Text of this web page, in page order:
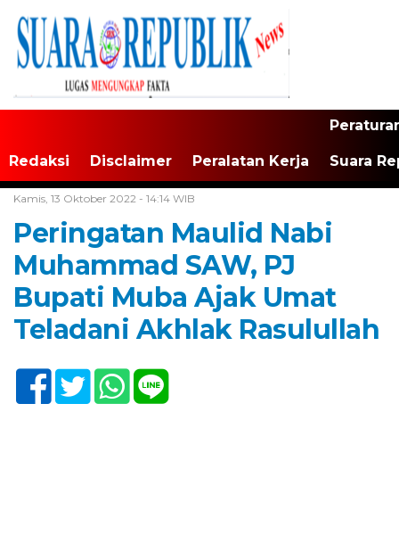
Redaksi Disclaimer Peralatan Kerja Suara
Kamis, 13 Oktober 2022 - 14:14 WIB
Peringatan Maulid Nabi
Muhammad SAW, PJ
Bupati Muba Ajak Umat
Teladani Akhlak Rasulullah